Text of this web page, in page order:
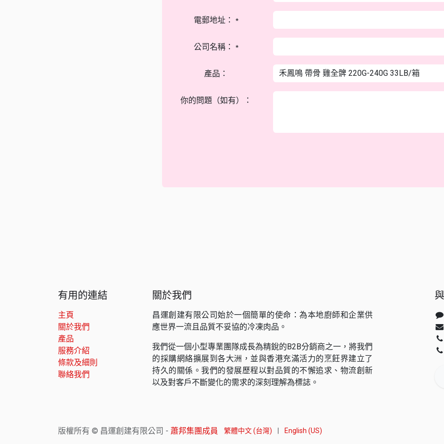
電郵地址： *
公司名稱： *
產品：
你的問題（如有）：
有用的連結
主頁
關於我們
產品
服務介紹
條款及細則
聯絡我們
關於我們
昌運創建有限公司始於一個簡單的使命：為本地廚師和企業供
應世界一流且品質不妥協的冷凍肉品。
我們從一個小型專業團隊成長為精銳的B2B分銷商之一，將我們
的採購網絡擴展到各大洲，並與香港充滿活力的烹飪界建立了
持久的關係。我們的發展歷程以對品質的不懈追求、物流創新
以及對客戶不斷變化的需求的深刻理解為標誌。
版權所有 © 昌運創建有限公司 - 蕭邦集團成員 繁體中文 (台灣) English (US)